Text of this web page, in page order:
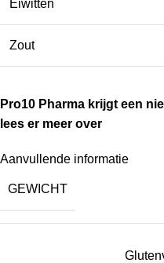
Eiwitten
Zout
Pro10 Pharma krijgt een
lees er meer over
Aanvullende informatie
GEWICHT